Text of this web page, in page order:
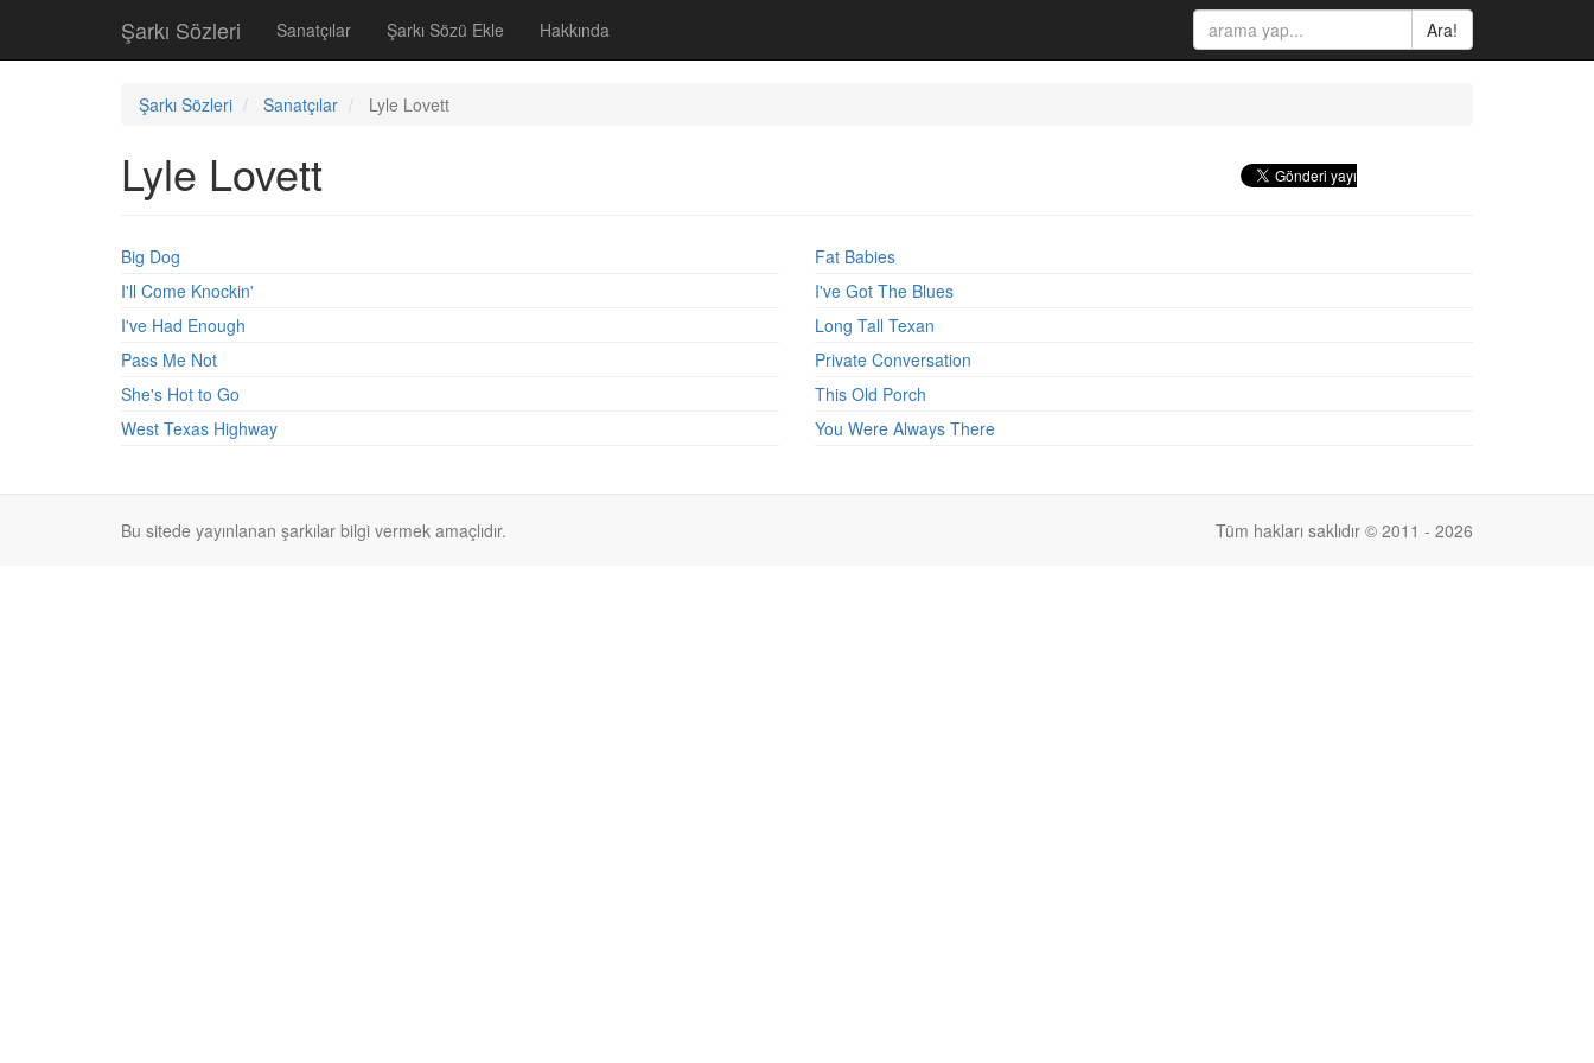
Şarkı Sözleri Sanatçılar Şarkı Sözü Ekle Hakkında Ara!
Şarkı Sözleri Sanatçılar Lyle Lovett
Lyle Lovett
Big Dog
Fat Babies
I'll Come Knockin'
I've Got The Blues
I've Had Enough
Long Tall Texan
Pass Me Not
Private Conversation
She's Hot to Go
This Old Porch
West Texas Highway
You Were Always There
Tüm hakları saklıdır © 2011 - 2026
Bu sitede yayınlanan şarkılar bilgi vermek amaçlıdır.